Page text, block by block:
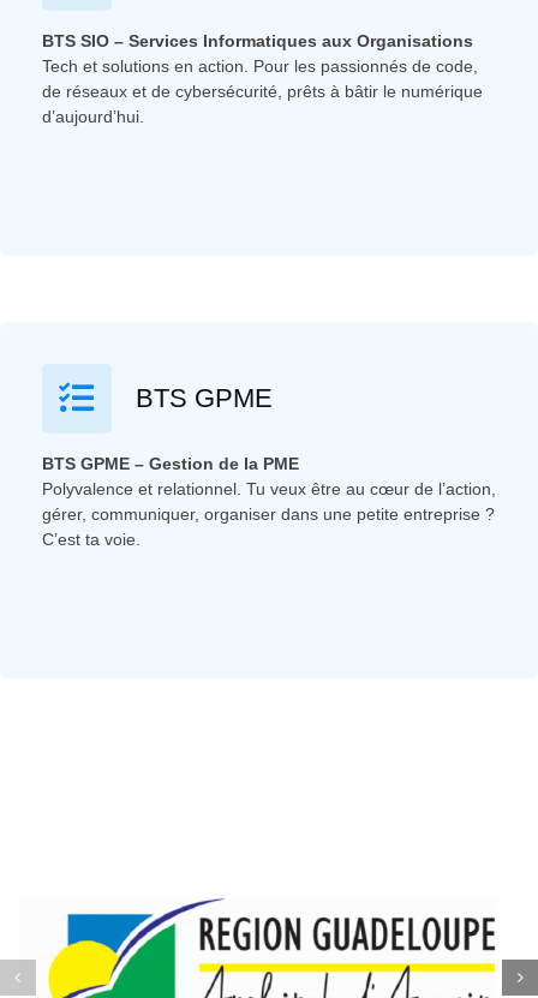
BTS SIO – Services Informatiques aux Organisations
Tech et solutions en action. Pour les passionnés de code,
de réseaux et de cybersécurité, prêts à bâtir le numérique
d’aujourd’hui.
BTS GPME
BTS GPME – Gestion de la PME
Polyvalence et relationnel. Tu veux être au cœur de l’action,
gérer, communiquer, organiser dans une petite entreprise ?
C’est ta voie.